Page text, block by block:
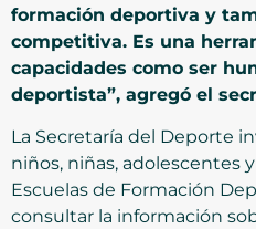
formación deportiva y
competitiva. Es una
capacidades como ser
deportista”, agregó el
La Secretaría del Deporte
niños, niñas, adolescentes
Escuelas de Formación
consultar la información